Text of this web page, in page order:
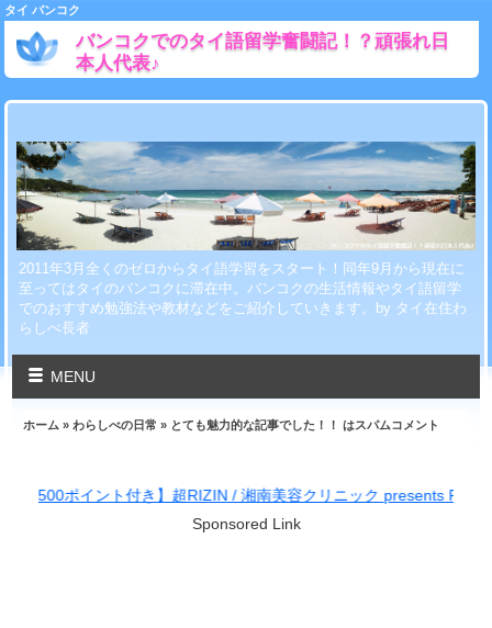
タイ バンコク
バンコクでのタイ語留学奮闘記！？頑張れ日
本人代表♪
2011年3月全くのゼロからタイ語学習をスタート！同年9月から現在に
至ってはタイのバンコクに滞在中。バンコクの生活情報やタイ語留学
でのおすすめ勉強法や教材などをご紹介していきます。by タイ在住わ
らしべ長者
MENU
ホーム »わらしべの日常 » とても魅力的な記事でした！！ はスパムコメント
イント付き】超RIZIN / 湘南美容クリニック presents RIZIN.38
Sponsored Link